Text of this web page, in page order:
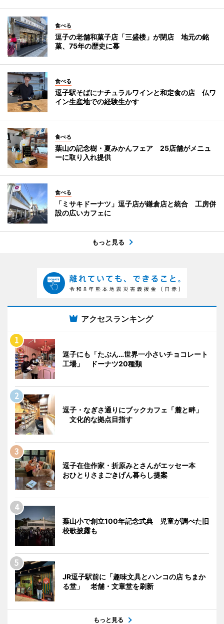
食べる
逗子の老舗和菓子店「三盛楼」が閉店 地元の銘
菓、75年の歴史に幕
食べる
逗子駅そばにナチュラルワインと和定食の店 仏ワ
イン生産地での経験生かす
食べる
葉山の記念樹・夏みかんフェア 25店舗がメニュ
ーに取り入れ提供
食べる
「ミサキドーナツ」逗子店が鎌倉店と統合 工房併
設の広いカフェに
もっと見る
アクセスランキング
逗子にも「たぶん…世界一小さいチョコレート
工場」 ドーナツ20種類
逗子・なぎさ通りにブックカフェ「麓と畔」
文化的な拠点目指す
逗子在住作家・折原みとさんがエッセー本
おひとりさまごきげん暮らし提案
葉山小で創立100年記念式典 児童が調べた旧
校歌披露も
JR逗子駅前に「趣味文具とハンコの店 ちまか
る堂」 老舗・文章堂を刷新
もっと見る